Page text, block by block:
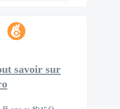
savoir sur